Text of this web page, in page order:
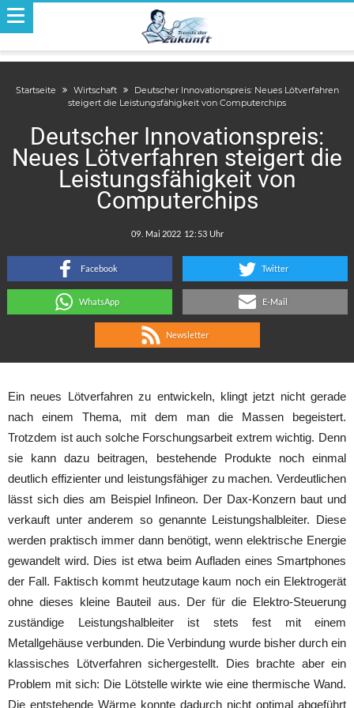
Startseite Wirtschaft
Deutscher Innovationspreis: Neues Lötverfahren
steigert die Leistungsfähigkeit von Computerchips
Deutscher Innovationspreis:
Neues Lötverfahren steigert die
Leistungsfähigkeit von
Computerchips
:
Facebook Twitter
WhatsApp E-Mail
Newsletter
Ein neues Lötverfahren zu entwickeln, klingt jetzt nicht gerade
nach einem Thema, mit dem man die Massen begeistert.
Trotzdem ist auch solche Forschungsarbeit extrem wichtig. Denn
sie kann dazu beitragen, bestehende Produkte noch einmal
deutlich effizienter und leistungsfähiger zu machen. Verdeutlichen
lässt sich dies am Beispiel Infineon. Der Dax-Konzern baut und
verkauft unter anderem so genannte Leistungshalbleiter. Diese
werden praktisch immer dann benötigt, wenn elektrische Energie
gewandelt wird. Dies ist etwa beim Aufladen eines Smartphones
der Fall. Faktisch kommt heutzutage kaum noch ein Elektrogerät
ohne dieses kleine Bauteil aus. Der für die Elektro-Steuerung
zuständige Leistungshalbleiter ist stets fest mit einem
Metallgehäuse verbunden. Die Verbindung wurde bisher durch ein
klassisches Lötverfahren sichergestellt. Dies brachte aber ein
Problem mit sich: Die Lötstelle wirkte wie eine thermische Wand.
Die entstehende Wärme konnte dadurch nicht optimal abgeführt